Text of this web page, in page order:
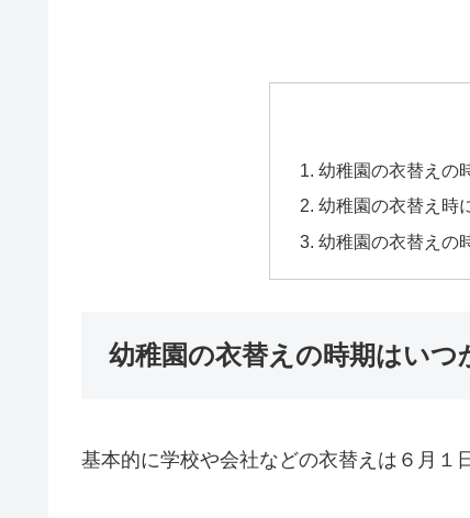
幼稚園の衣替えの
幼稚園の衣替え時
幼稚園の衣替えの
幼稚園の衣替えの時期はいつ
基本的に学校や会社などの衣替えは６月１